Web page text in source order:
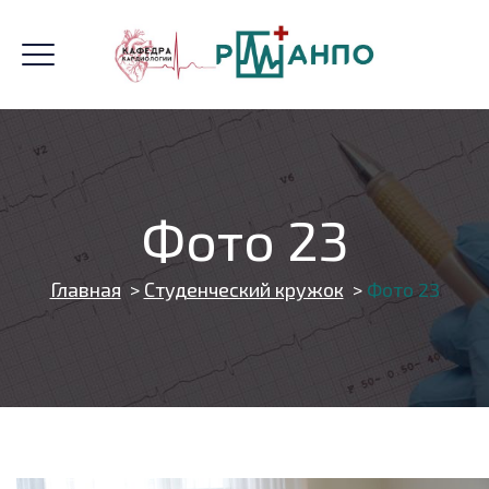
Фото 23
Главная > Студенческий кружок > Фото 23